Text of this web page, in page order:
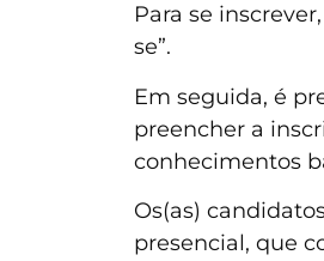
Para se
se”.
Em seguida, é
preencher a
conhecimentos
Os(as)
presencial, que